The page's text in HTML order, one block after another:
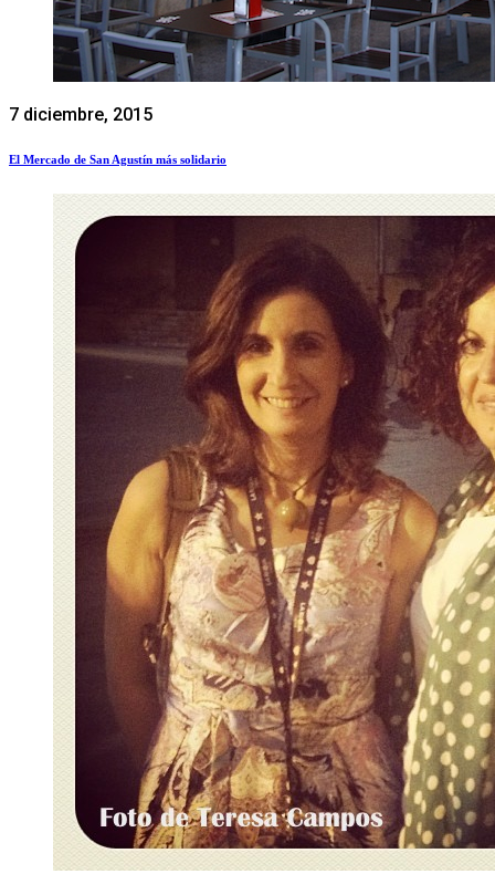
7 diciembre, 2015
El Mercado de San Agustín más solidario